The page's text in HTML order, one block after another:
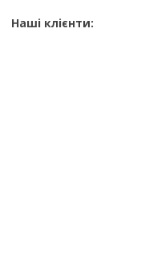
Наші клієнти: